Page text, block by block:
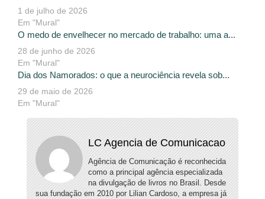
1 de julho de 2026
Em "Mural"
O medo de envelhecer no mercado de trabalho: uma a...
28 de junho de 2026
Em "Mural"
Dia dos Namorados: o que a neurociência revela sob...
29 de maio de 2026
Em "Mural"
LC Agencia de Comunicacao
Agência de Comunicação é reconhecida
como a principal agência especializada
na divulgação de livros no Brasil. Desde
sua fundação em 2010 por Lilian Cardoso, a empresa já